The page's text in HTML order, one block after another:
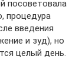
посоветовала
процедура
введения
и зуд), но
целый день.